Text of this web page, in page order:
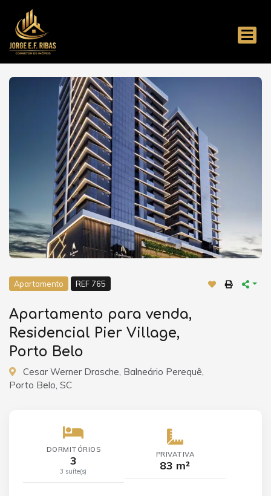
Apartamento REF 765
Apartamento para venda,
Residencial Pier Village,
Porto Belo
Cesar Werner Drasche, Balneário Perequê,
Porto Belo, SC
DORMITÓRIOS
3
3 suíte(s)
PRIVATIVA
83 m²